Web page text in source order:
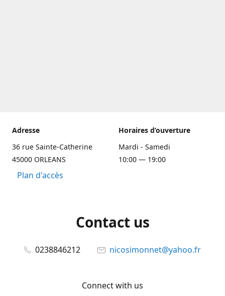
Adresse
36 rue Sainte-Catherine
45000 ORLEANS
Plan d'accès
Horaires d’ouverture
Mardi - Samedi
10:00 — 19:00
Contact us
0238846212 nicosimonnet@yahoo.fr
Connect with us